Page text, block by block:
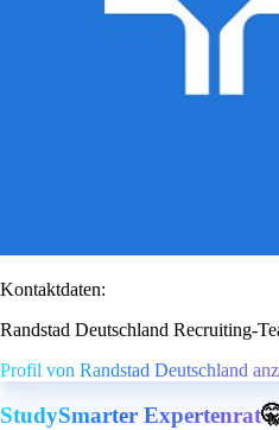
Kontaktdaten:
Randstad Deutschland Recruiting-
Profil von Randstad Deutschland
StudySmarter Expertenrat